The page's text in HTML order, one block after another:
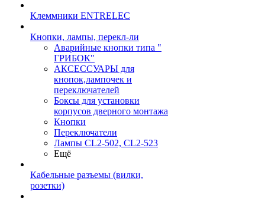
Клеммники ENTRELEC
Кнопки, лампы, перекл-ли
Аварийные кнопки типа "
ГРИБОК"
АКСЕССУАРЫ для
кнопок,лампочек и
переключателей
Боксы для установки
корпусов дверного монтажа
Кнопки
Переключатели
Лампы CL2-502, CL2-523
Ещё
Кабельные разъемы (вилки,
розетки)